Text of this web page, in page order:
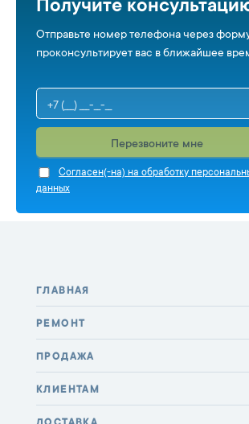
Получите
Отправьте номер телефона через
проконсультирует вас в ближайшее
Перезвоните мне
Cогласен(-на) на обработку
данных
ГЛАВНАЯ
РЕМОНТ
ПРОДАЖА
КЛИЕНТАМ